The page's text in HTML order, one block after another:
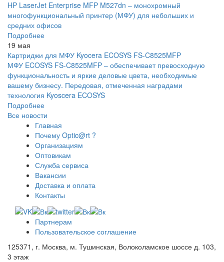
HP LaserJet Enterprise MFP M527dn – монохромный
многофункциональный принтер (МФУ) для небольших и
средних офисов
Подробнее
19 мая
Картриджи для МФУ Kyocera ECOSYS FS-C8525MFP
МФУ ECOSYS FS-C8525MFP – обеспечивает превосходную
функциональность и яркие деловые цвета, необходимые
вашему бизнесу. Передовая, отмеченная наградами
технология Kyoscera ECOSYS
Подробнее
Все новости
Главная
Почему Optic@rt ?
Организациям
Оптовикам
Служба сервиса
Вакансии
Доставка и оплата
Контакты
Партнерам
Пользовательское соглашение
125371, г. Москва, м. Тушинская, Волоколамское шоссе д. 103,
3 этаж